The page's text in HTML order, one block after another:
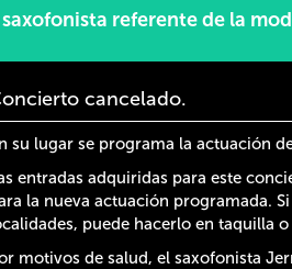
saxofonista referente de la
cancelado.
su lugar se programa la actuación
entradas adquiridas para este
la nueva actuación programada.
puede hacerlo en taquilla
motivos de salud, el saxofonista